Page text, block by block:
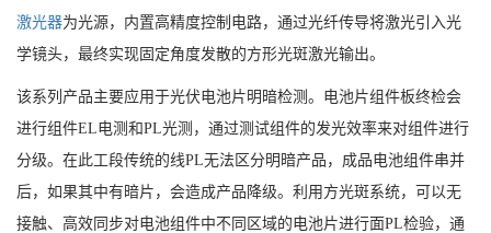
激光器为光源，内置高精度控制电路，通过光纤传导将激光引入光
学镜头，最终实现固定角度发散的方形光斑激光输出。
该系列产品主要应用于光伏电池片明暗检测。电池片组件板终检会
进行组件EL电测和PL光测，通过测试组件的发光效率来对组件进行
分级。在此工段传统的线PL无法区分明暗产品，成品电池组件串并
后，如果其中有暗片，会造成产品降级。利用方光斑系统，可以无
接触、高效同步对电池组件中不同区域的电池片进行面PL检验，通